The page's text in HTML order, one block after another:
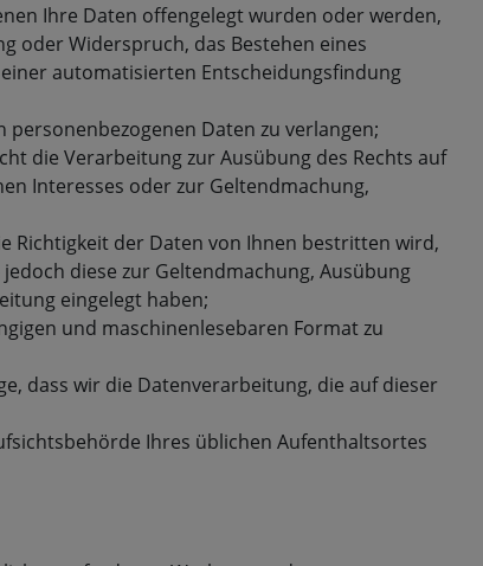
Ihre Daten offengelegt wurden oder werden,
oder Widerspruch, das Bestehen eines
automatisierten Entscheidungsfindung
Daten zu verlangen;
die Verarbeitung zur Ausübung des Rechts auf
Interesses oder zur Geltendmachung,
Richtigkeit der Daten von Ihnen bestritten wird,
diese zur Geltendmachung, Ausübung
eingelegt haben;
und maschinenlesebaren Format zu
dass wir die Datenverarbeitung, die auf dieser
Ihres üblichen Aufenthaltsortes